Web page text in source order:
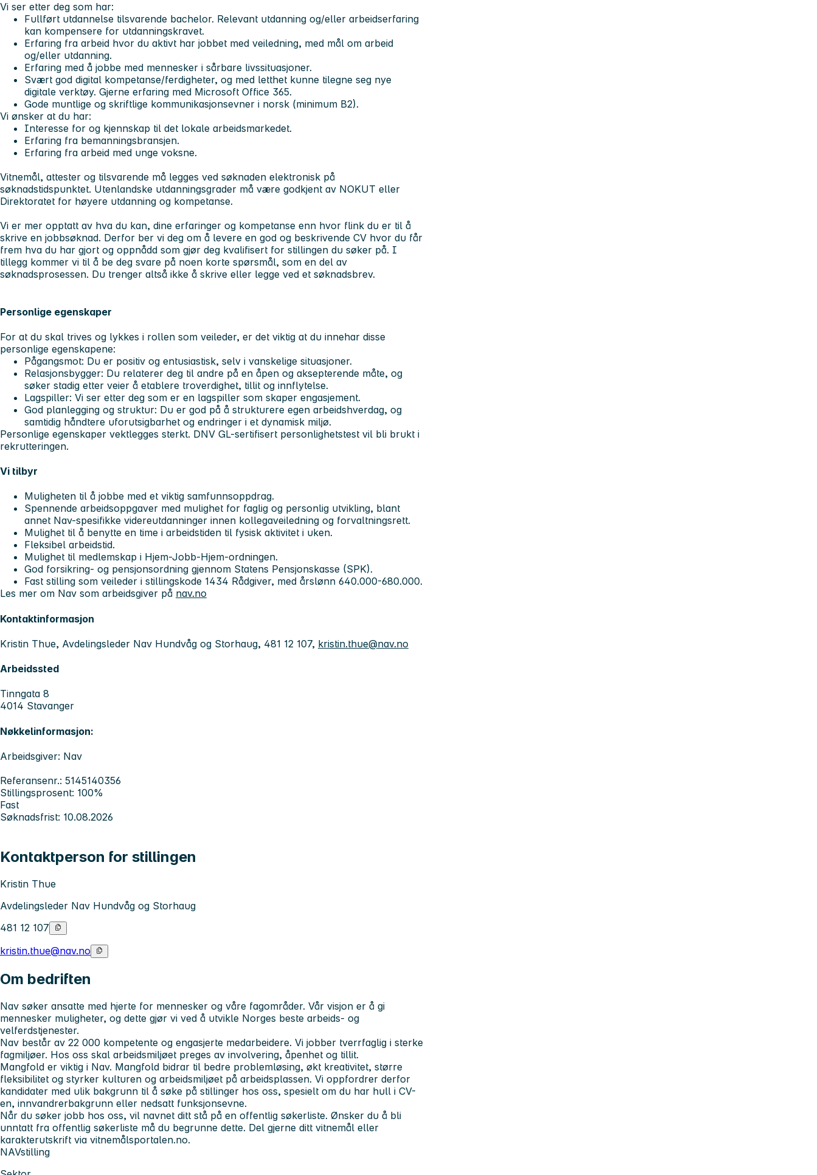
Vi ser etter deg som har:
Fullført utdannelse tilsvarende bachelor. Relevant utdanning og/eller arbeidserfaring
kan kompensere for utdanningskravet.
Erfaring fra arbeid hvor du aktivt har jobbet med veiledning, med mål om arbeid
og/eller utdanning.
Erfaring med å jobbe med mennesker i sårbare livssituasjoner.
Svært god digital kompetanse/ferdigheter, og med letthet kunne tilegne seg nye
digitale verktøy. Gjerne erfaring med Microsoft Office 365.
Gode muntlige og skriftlige kommunikasjonsevner i norsk (minimum B2).
Vi ønsker at du har:
Interesse for og kjennskap til det lokale arbeidsmarkedet.
Erfaring fra bemanningsbransjen.
Erfaring fra arbeid med unge voksne.
Vitnemål, attester og tilsvarende må legges ved søknaden elektronisk på
søknadstidspunktet. Utenlandske utdanningsgrader må være godkjent av NOKUT eller
Direktoratet for høyere utdanning og kompetanse.
Vi er mer opptatt av hva du kan, dine erfaringer og kompetanse enn hvor flink du er til å
skrive en jobbsøknad. Derfor ber vi deg om å levere en god og beskrivende CV hvor du får
frem hva du har gjort og oppnådd som gjør deg kvalifisert for stillingen du søker på. I
tillegg kommer vi til å be deg svare på noen korte spørsmål, som en del av
søknadsprosessen. Du trenger altså ikke å skrive eller legge ved et søknadsbrev.
Personlige egenskaper
For at du skal trives og lykkes i rollen som veileder, er det viktig at du innehar disse
personlige egenskapene:
Pågangsmot: Du er positiv og entusiastisk, selv i vanskelige situasjoner.
Relasjonsbygger: Du relaterer deg til andre på en åpen og aksepterende måte, og
søker stadig etter veier å etablere troverdighet, tillit og innflytelse.
Lagspiller: Vi ser etter deg som er en lagspiller som skaper engasjement.
God planlegging og struktur: Du er god på å strukturere egen arbeidshverdag, og
samtidig håndtere uforutsigbarhet og endringer i et dynamisk miljø.
Personlige egenskaper vektlegges sterkt. DNV GL-sertifisert personlighetstest vil bli brukt i
rekrutteringen.
Vi tilbyr
Muligheten til å jobbe med et viktig samfunnsoppdrag.
Spennende arbeidsoppgaver med mulighet for faglig og personlig utvikling, blant
annet Nav-spesifikke videreutdanninger innen kollegaveiledning og forvaltningsrett.
Mulighet til å benytte en time i arbeidstiden til fysisk aktivitet i uken.
Fleksibel arbeidstid.
Mulighet til medlemskap i Hjem-Jobb-Hjem-ordningen.
God forsikring- og pensjonsordning gjennom Statens Pensjonskasse (SPK).
Fast stilling som veileder i stillingskode 1434 Rådgiver, med årslønn 640.000-680.000.
Les mer om Nav som arbeidsgiver på nav.no
Kontaktinformasjon
Kristin Thue, Avdelingsleder Nav Hundvåg og Storhaug, 481 12 107, kristin.thue@nav.no
Arbeidssted
Tinngata 8
4014 Stavanger
Nøkkelinformasjon:
Arbeidsgiver: Nav
Referansenr.: 5145140356
Stillingsprosent: 100%
Fast
Søknadsfrist: 10.08.2026
Kontaktperson for stillingen
Kristin Thue
Avdelingsleder Nav Hundvåg og Storhaug
481 12 107
kristin.thue@nav.no
Om bedriften
Nav søker ansatte med hjerte for mennesker og våre fagområder. Vår visjon er å gi
mennesker muligheter, og dette gjør vi ved å utvikle Norges beste arbeids- og
velferdstjenester.
Nav består av 22 000 kompetente og engasjerte medarbeidere. Vi jobber tverrfaglig i sterke
fagmiljøer. Hos oss skal arbeidsmiljøet preges av involvering, åpenhet og tillit.
Mangfold er viktig i Nav. Mangfold bidrar til bedre problemløsing, økt kreativitet, større
fleksibilitet og styrker kulturen og arbeidsmiljøet på arbeidsplassen. Vi oppfordrer derfor
kandidater med ulik bakgrunn til å søke på stillinger hos oss, spesielt om du har hull i CV-
en, innvandrerbakgrunn eller nedsatt funksjonsevne.
Når du søker jobb hos oss, vil navnet ditt stå på en offentlig søkerliste. Ønsker du å bli
unntatt fra offentlig søkerliste må du begrunne dette. Del gjerne ditt vitnemål eller
karakterutskrift via vitnemålsportalen.no.
NAVstilling